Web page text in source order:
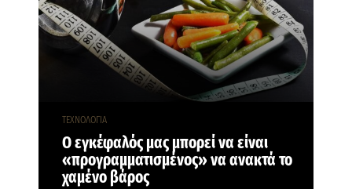
ΤΕΧΝΟΛΟΓΙΑ
Ο εγκέφαλός μας μπορεί να είναι
«προγραμματισμένος» να ανακτά το
χαμένο βάρος